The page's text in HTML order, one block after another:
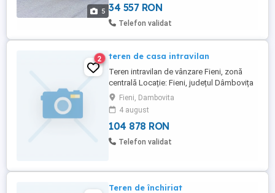
5
încălzite Torpedou ...
34 557 RON
Telefon validat
2 teren de casa intravilan
Teren intravilan de vânzare Fieni, zonă
centrală Locație: Fieni, județul Dâmbovița
zonă centrală Suprafață: 500 mp Preț:
20.000 EUR Teren intravilan, ideal pentru
construcția unei case. Situat în zona de
centru, cu acces facil la utilități și puncte
de interes (școală, magazine, ...
Fieni, Dambovita
4 august
104 878 RON
Telefon validat
Teren de închiriat